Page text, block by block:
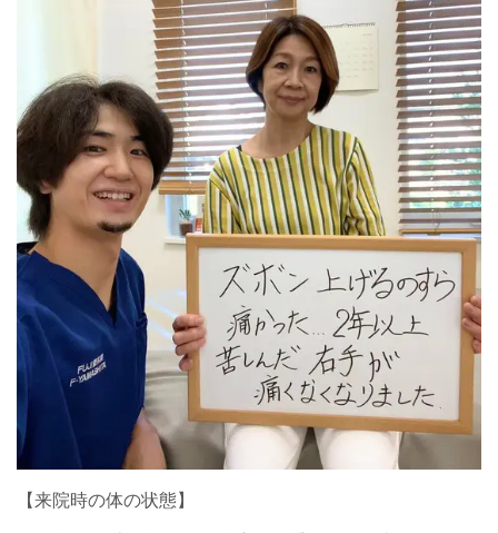
【来院時の体の状態】